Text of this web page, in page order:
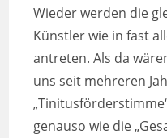
Wieder werden die
Künstler wie in fast
antreten. Als da
uns seit mehreren
genauso wie die